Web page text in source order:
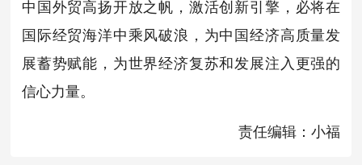
中国外贸高扬开放之帆，激活创新引擎，必将在
国际经贸海洋中乘风破浪，为中国经济高质量发
展蓄势赋能，为世界经济复苏和发展注入更强的
信心力量。
责任编辑：小福